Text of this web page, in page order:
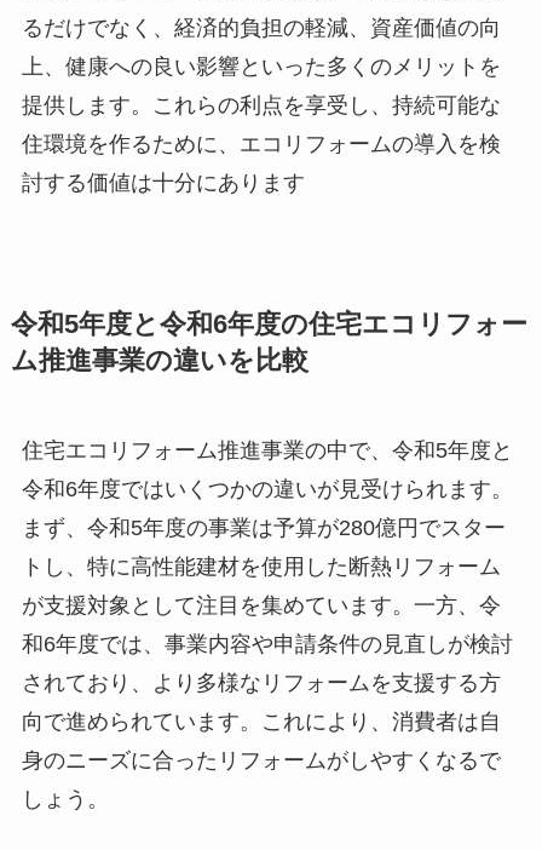
るだけでなく、経済的負担の軽減、資産価値の向
上、健康への良い影響といった多くのメリットを
提供します。これらの利点を享受し、持続可能な
住環境を作るために、エコリフォームの導入を検
討する価値は十分にあります
令和5年度と令和6年度の住宅エコリフォー
ム推進事業の違いを比較
住宅エコリフォーム推進事業の中で、令和5年度と
令和6年度ではいくつかの違いが見受けられます。
まず、令和5年度の事業は予算が280億円でスター
トし、特に高性能建材を使用した断熱リフォーム
が支援対象として注目を集めています。一方、令
和6年度では、事業内容や申請条件の見直しが検討
されており、より多様なリフォームを支援する方
向で進められています。これにより、消費者は自
身のニーズに合ったリフォームがしやすくなるで
しょう。